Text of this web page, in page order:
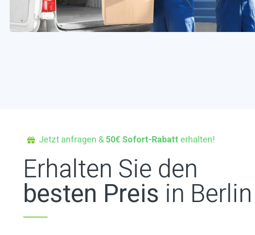
Jetzt anfragen &50€ Sofort-Rabatt erhalten!
Erhalten Sie den
besten Preis in Berlin